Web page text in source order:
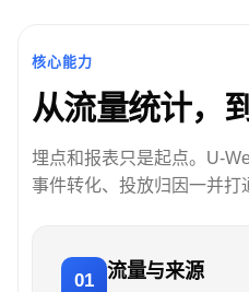
核心能力
从流量统计，
埋点和报表只是起点。U-
事件转化、投放归因一并打
01 流量与来源